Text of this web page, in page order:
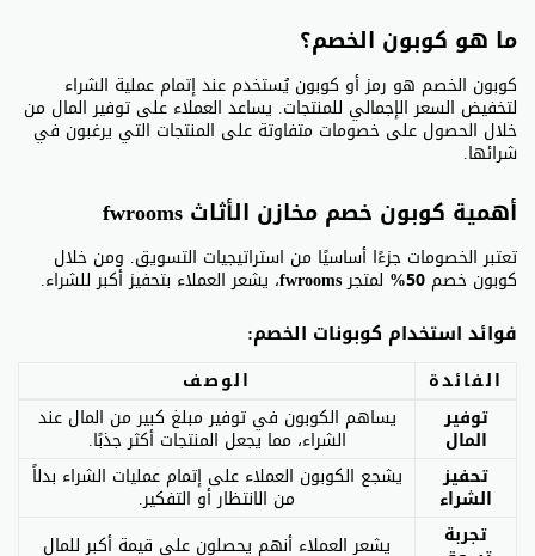
ما هو كوبون الخصم؟
كوبون الخصم هو رمز أو كوبون يُستخدم عند إتمام عملية الشراء
لتخفيض السعر الإجمالي للمنتجات. يساعد العملاء على توفير المال من
خلال الحصول على خصومات متفاوتة على المنتجات التي يرغبون في
شرائها.
أهمية كوبون خصم مخازن الأثاث fwrooms
تعتبر الخصومات جزءًا أساسيًا من استراتيجيات التسويق. ومن خلال
كوبون خصم50% لمتجرfwrooms، يشعر العملاء بتحفيز أكبر للشراء.
فوائد استخدام كوبونات الخصم:
الفائدة
الوصف
توفير
المال
يساهم الكوبون في توفير مبلغ كبير من المال عند
الشراء، مما يجعل المنتجات أكثر جذبًا.
تحفيز
الشراء
يشجع الكوبون العملاء على إتمام عمليات الشراء بدلاً
من الانتظار أو التفكير.
تجربة
يشعر العملاء أنهم يحصلون على قيمة أكبر للمال